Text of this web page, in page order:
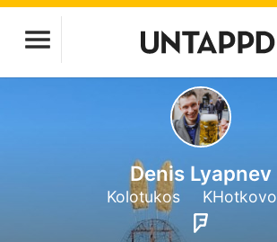
Denis Lyapnev
Kolotukos KHotkovo